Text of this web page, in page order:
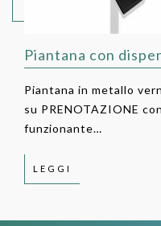
Piantana con
Piantana in metallo
su PRENOTAZIONE
funzionante…
LEGGI